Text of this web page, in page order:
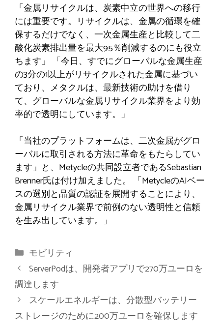
「金属リサイクルは、炭素中立の世界への移行
には重要です。リサイクルは、金属の循環を確
保するだけでなく、一次金属生産と比較して二
酸化炭素排出量を最大95％削減するのにも役立
ちます」 「今日、すでにグローバルな金属生産
の3分の1以上がリサイクルされた金属に基づい
ており、メタクルは、最新技術の助けを借り
て、グローバルな金属リサイクル業界をより効
率的で透明にしています。」
「当社のプラットフォームは、二次金属がグロ
ーバルに取引される方法に革命をもたらしてい
ます」と、Metycleの共同設立者であるSebastian
Brenner氏は付け加えました。 「MetycleのAIベー
スの選別と品質の認証を展開することにより、
金属リサイクル業界で前例のない透明性と信頼
を生み出しています。」
カ
テ
ゴ
リ
ー
モビリティ
ServerPodは、開発者アプリで270万ユーロを
調達します
スケールエネルギーは、分散型バッテリー
ストレージのために200万ユーロを確保します